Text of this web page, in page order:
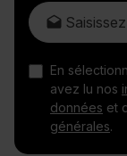
Adresse e-mail*
En
avez lu nos
données et
générales.